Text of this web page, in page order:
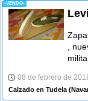
-VENDO-
,
08 de febrero de
Calzado en Tudela